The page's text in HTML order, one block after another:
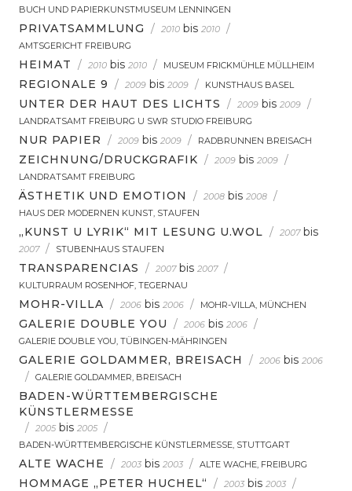
BUCH UND PAPIERKUNSTMUSEUM LENNINGEN
PRIVATSAMMLUNG / 2010 bis 2010 /
AMTSGERICHT FREIBURG
HEIMAT / 2010 bis 2010 / MUSEUM FRICKMÜHLE MÜLLHEIM
REGIONALE 9 / 2009 bis 2009 / KUNSTHAUS BASEL
UNTER DER HAUT DES LICHTS / 2009 bis 2009 /
LANDRATSAMT FREIBURG U SWR STUDIO FREIBURG
NUR PAPIER / 2009 bis 2009 / RADBRUNNEN BREISACH
ZEICHNUNG/DRUCKGRAFIK / 2009 bis 2009 /
LANDRATSAMT FREIBURG
ÄSTHETIK UND EMOTION / 2008 bis 2008 /
HAUS DER MODERNEN KUNST, STAUFEN
„KUNST U LYRIK“ MIT LESUNG U.WOL / 2007 bis
2007 / STUBENHAUS STAUFEN
TRANSPARENCIAS / 2007 bis 2007 /
KULTURRAUM ROSENHOF, TEGERNAU
MOHR-VILLA / 2006 bis 2006 / MOHR-VILLA, MÜNCHEN
GALERIE DOUBLE YOU / 2006 bis 2006 /
GALERIE DOUBLE YOU, TÜBINGEN-MÄHRINGEN
GALERIE GOLDAMMER, BREISACH / 2006 bis 2006
/ GALERIE GOLDAMMER, BREISACH
BADEN-WÜRTTEMBERGISCHE
KÜNSTLERMESSE
/ 2005 bis 2005 /
BADEN-WÜRTTEMBERGISCHE KÜNSTLERMESSE, STUTTGART
ALTE WACHE / 2003 bis 2003 / ALTE WACHE, FREIBURG
HOMMAGE „PETER HUCHEL“ / 2003 bis 2003 /